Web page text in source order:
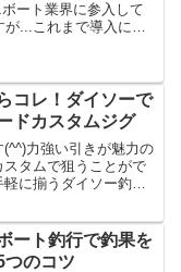
ート業界に参入して
が...これまで導入に至
フィールドにそもそ
...
コレ！ダイソーで
ドカスタムジグ
(^^)力強い引きが魅力の
タムで狙うことがで
に揃うダイソー釣具
イテムは以下の通り
全...
ート釣行で釣果を
つのコツ